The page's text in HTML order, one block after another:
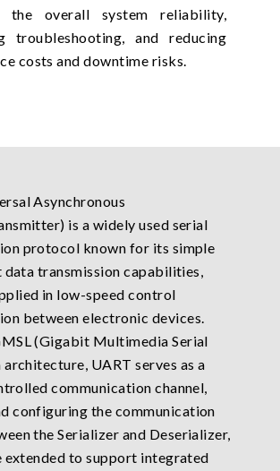
the overall system reliability,
troubleshooting, and reducing
costs and downtime risks.
Asynchronous
is a widely used serial
protocol known for its simple
transmission capabilities,
in low-speed control
between electronic devices.
(Gigabit Multimedia Serial
architecture, UART serves as a
communication channel,
configuring the communication
the Serializer and Deserializer,
extended to support integrated